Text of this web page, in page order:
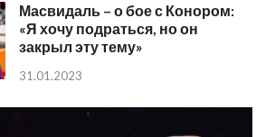
Масвидаль – о бое с Конором:
«Я хочу подраться, но он
закрыл эту тему»
31.01.2023